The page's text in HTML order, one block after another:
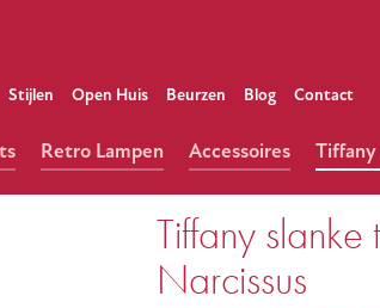
Stijlen Open Huis Beurzen Blog Contact
Retro Lampen Accessoires
Tiffany
Narcissus